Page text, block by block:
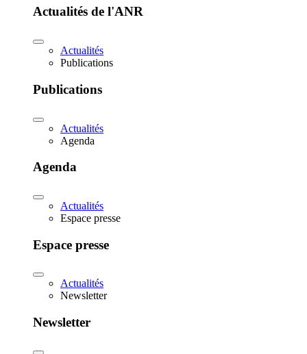
Actualités de l'ANR
Actualités
Publications
Publications
Actualités
Agenda
Agenda
Actualités
Espace presse
Espace presse
Actualités
Newsletter
Newsletter